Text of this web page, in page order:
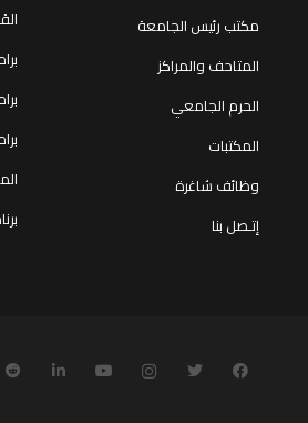
مكتب رئيس الجامعة
المتاحف والمراكز
الحرم الجامعي
المكتبات
وظائف شاغرة
إتـصل بنا